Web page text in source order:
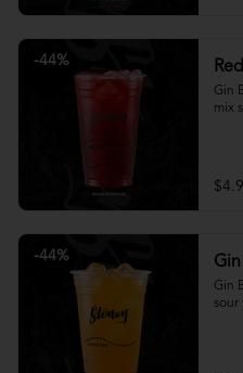
-44%
Gin
mix
-44%
Gin
sour